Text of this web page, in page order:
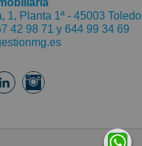
1, Planta 1ª - 45003 Toledo
42 98 71 y 644 99 34 69